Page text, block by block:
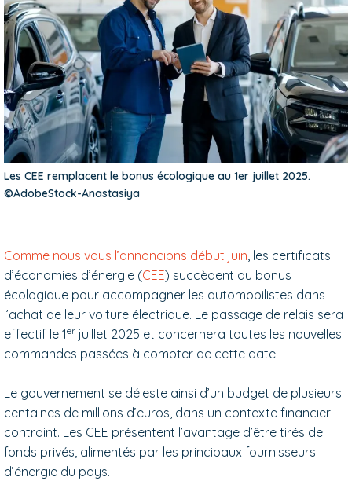
Les CEE remplacent le bonus écologique au 1er juillet 2025.
©AdobeStock-Anastasiya
Comme nous vous l’annoncions début juin , les certificats
d’économies d’énergie (CEE) succèdent au bonus
écologique pour accompagner les automobilistes dans
l’achat de leur voiture électrique. Le passage de relais sera
effectif le 1er juillet 2025 et concernera toutes les nouvelles
commandes passées à compter de cette date.
Le gouvernement se déleste ainsi d’un budget de plusieurs
centaines de millions d’euros, dans un contexte financier
contraint. Les CEE présentent l’avantage d’être tirés de
fonds privés, alimentés par les principaux fournisseurs
d’énergie du pays.